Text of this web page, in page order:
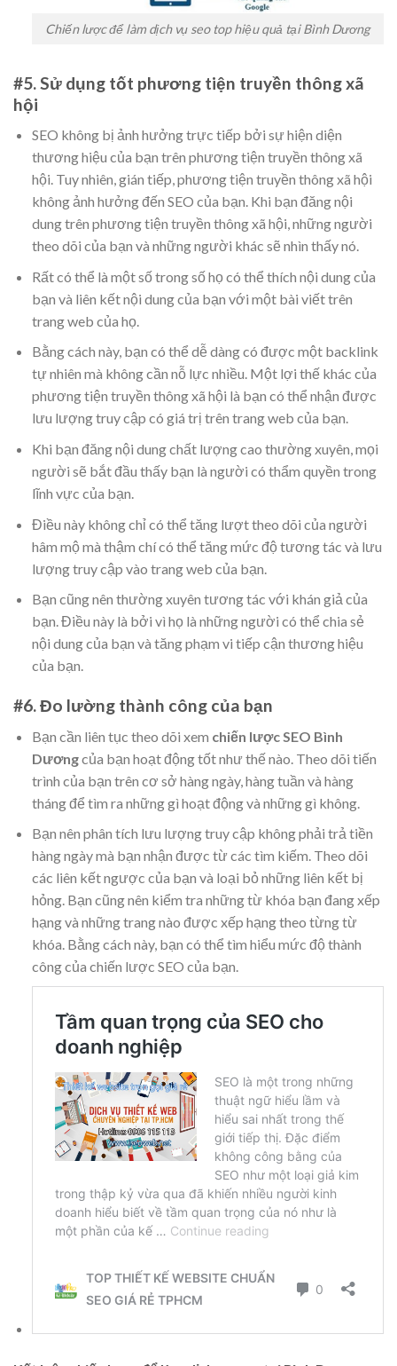
Chiến lược để làm dịch vụ seo top hiệu quả tại Bình Dương
#5. Sử dụng tốt phương tiện truyền thông xã
hội
SEO không bị ảnh hưởng trực tiếp bởi sự hiện diện
thương hiệu của bạn trên phương tiện truyền thông xã
hội. Tuy nhiên, gián tiếp, phương tiện truyền thông xã hội
không ảnh hưởng đến SEO của bạn. Khi bạn đăng nội
dung trên phương tiện truyền thông xã hội, những người
theo dõi của bạn và những người khác sẽ nhìn thấy nó.
Rất có thể là một số trong số họ có thể thích nội dung của
bạn và liên kết nội dung của bạn với một bài viết trên
trang web của họ.
Bằng cách này, bạn có thể dễ dàng có được một backlink
tự nhiên mà không cần nỗ lực nhiều. Một lợi thế khác của
phương tiện truyền thông xã hội là bạn có thể nhận được
lưu lượng truy cập có giá trị trên trang web của bạn.
Khi bạn đăng nội dung chất lượng cao thường xuyên, mọi
người sẽ bắt đầu thấy bạn là người có thẩm quyền trong
lĩnh vực của bạn.
Điều này không chỉ có thể tăng lượt theo dõi của người
hâm mộ mà thậm chí có thể tăng mức độ tương tác và lưu
lượng truy cập vào trang web của bạn.
Bạn cũng nên thường xuyên tương tác với khán giả của
bạn. Điều này là bởi vì họ là những người có thể chia sẻ
nội dung của bạn và tăng phạm vi tiếp cận thương hiệu
của bạn.
#6. Đo lường thành công của bạn
Bạn cần liên tục theo dõi xem chiến lược SEO Bình
Dươngcủa bạn hoạt động tốt như thế nào. Theo dõi tiến
trình của bạn trên cơ sở hàng ngày, hàng tuần và hàng
tháng để tìm ra những gì hoạt động và những gì không.
Bạn nên phân tích lưu lượng truy cập không phải trả tiền
hàng ngày mà bạn nhận được từ các tìm kiếm. Theo dõi
các liên kết ngược của bạn và loại bỏ những liên kết bị
hỏng. Bạn cũng nên kiểm tra những từ khóa bạn đang xếp
hạng và những trang nào được xếp hạng theo từng từ
khóa. Bằng cách này, bạn có thể tìm hiểu mức độ thành
công của chiến lược SEO của bạn.